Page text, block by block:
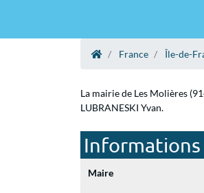
France Île-de-
La mairie de Les Molières
LUBRANESKI Yvan.
Informations
Maire